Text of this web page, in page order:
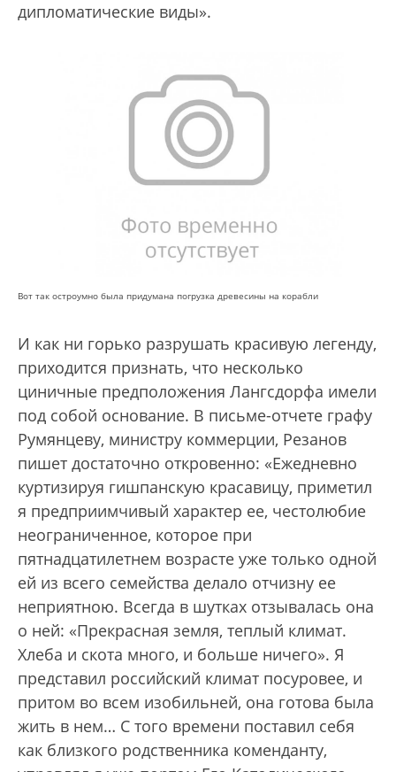
дипломатические виды».
Вот так остроумно была придумана погрузка древесины на корабли
И как ни горько разрушать красивую легенду,
приходится признать, что несколько
циничные предположения Лангсдорфа имели
под собой основание. В письме-отчете графу
Румянцеву, министру коммерции, Резанов
пишет достаточно откровенно: «Ежедневно
куртизируя гишпанскую красавицу, приметил
я предприимчивый характер ее, честолюбие
неограниченное, которое при
пятнадцатилетнем возрасте уже только одной
ей из всего семейства делало отчизну ее
неприятною. Всегда в шутках отзывалась она
о ней: «Прекрасная земля, теплый климат.
Хлеба и скота много, и больше ничего». Я
представил российский климат посуровее, и
притом во всем изобильней, она готова была
жить в нем… С того времени поставил себя
как близкого родственника коменданту,